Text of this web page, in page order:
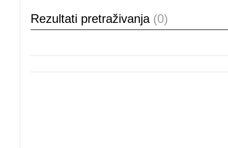
Rezultati pretraživanja (0)